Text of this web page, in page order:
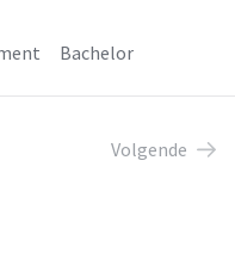
Bachelor
Volgende